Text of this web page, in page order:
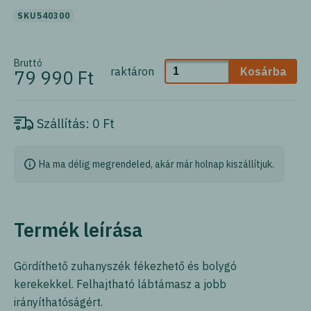
SKU540300
Bruttó
79 990 Ft raktáron Kosárba
Szállítás: 0 Ft
Ha ma délig megrendeled, akár már holnap kiszállítjuk.
Termék leírása
Gördíthető zuhanyszék fékezhető és bolygó
kerekekkel. Felhajtható lábtámasz a jobb
irányíthatóságért.